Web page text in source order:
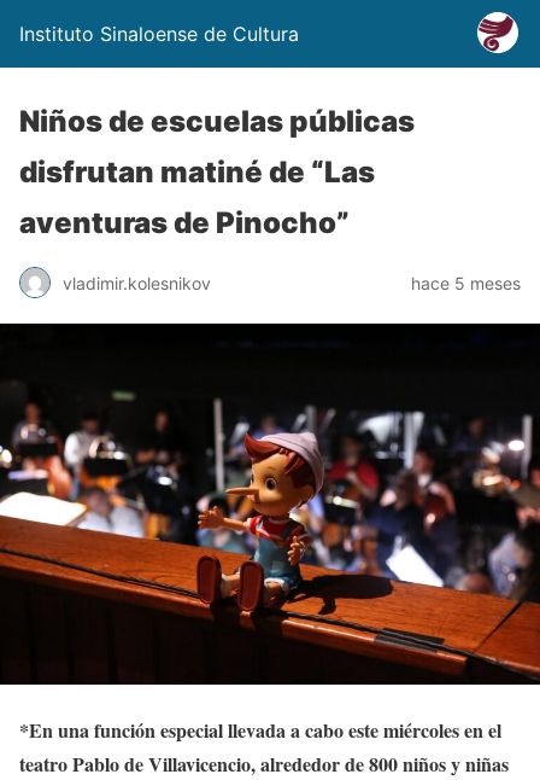
Instituto Sinaloense de Cultura
Niños de escuelas públicas
disfrutan matiné de “Las
aventuras de Pinocho”
vladimir.kolesnikov hace 5 meses
*En una función especial llevada a cabo este miércoles en el
teatro Pablo de Villavicencio, alrededor de 800 niños y niñas